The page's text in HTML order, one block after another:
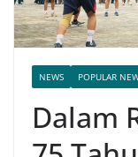
NEWS POPULAR
Dalam